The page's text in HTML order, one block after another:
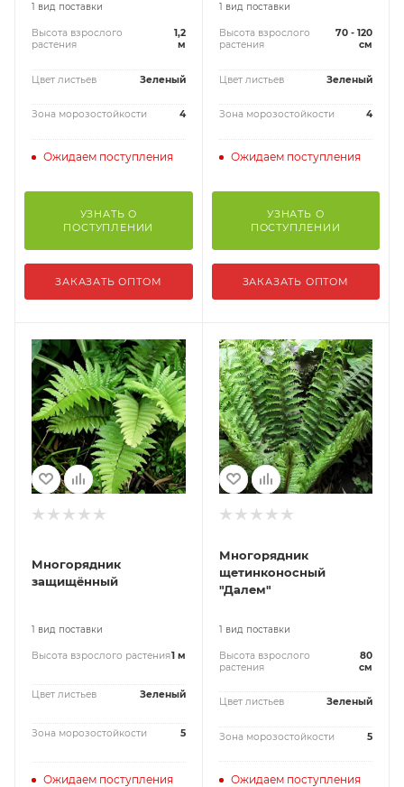
1 вид поставки
Высота взрослого
растения
1,2
м
Цвет листьев Зеленый
Зона морозостойкости 4
Ожидаем поступления
УЗНАТЬ О
ПОСТУПЛЕНИИ
ЗАКАЗАТЬ ОПТОМ
1 вид поставки
Высота взрослого
растения
70 - 120
см
Цвет листьев Зеленый
Зона морозостойкости 4
Ожидаем поступления
УЗНАТЬ О
ПОСТУПЛЕНИИ
ЗАКАЗАТЬ ОПТОМ
Многорядник
защищённый
1 вид поставки
Высота взрослого растения1 м
Цвет листьев Зеленый
Зона морозостойкости 5
Ожидаем поступления
Многорядник
щетинконосный
"Далем"
1 вид поставки
Высота взрослого
растения
80
см
Цвет листьев Зеленый
Зона морозостойкости 5
Ожидаем поступления